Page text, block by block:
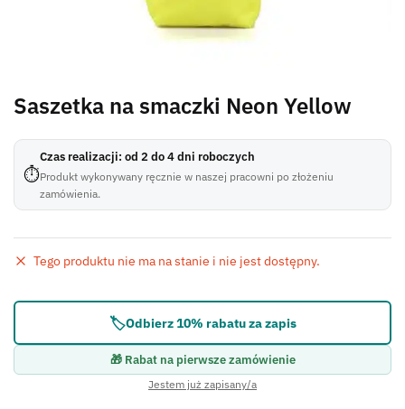
Saszetka na smaczki Neon Yellow
⏱
Czas realizacji: od 2 do 4 dni roboczych
Produkt wykonywany ręcznie w naszej pracowni po złożeniu
zamówienia.
Tego produktu nie ma na stanie i nie jest dostępny.
🏷️Odbierz 10% rabatu za zapis
🎁 Rabat na pierwsze zamówienie
Jestem już zapisany/a